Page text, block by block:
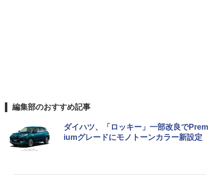
編集部のおすすめ記事
ダイハツ、「ロッキー」一部改良でPrem
iumグレードにモノトーンカラー新設定